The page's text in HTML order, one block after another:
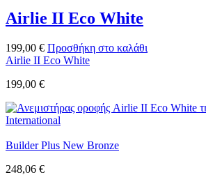
Airlie II Eco White
199,00 € Προσθήκη στο καλάθι
Airlie II Eco White
199,00 €
Builder Plus New Bronze
248,06 €